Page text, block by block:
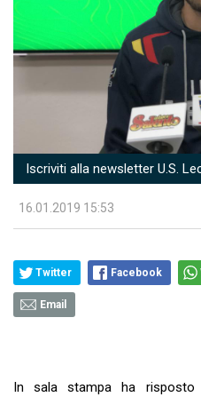
Iscriviti alla newsletter U.S.
16.01.2019 15:53
Twitter Facebook
Email
In sala stampa ha risposto